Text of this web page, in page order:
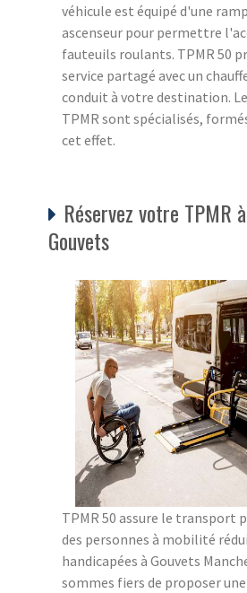
véhicule est équipé d'une
ascenseur pour permettre
fauteuils roulants. TPMR 50
service partagé avec un
conduit à votre destination.
TPMR sont spécialisés,
cet effet.
Réservez votre TPMR
Gouvets
TPMR 50 assure le transport
des personnes à mobilité
handicapées à Gouvets
sommes fiers de proposer